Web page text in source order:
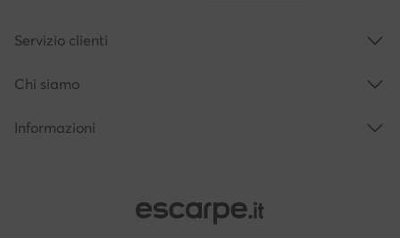
Servizio clienti
Chi siamo
Informazioni